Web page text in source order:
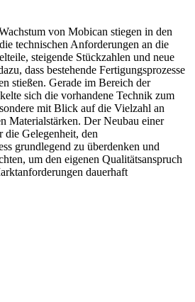
von Mobican stiegen in den
technischen Anforderungen an die
steigende Stückzahlen und neue
dass bestehende Fertigungsprozesse
stießen. Gerade im Bereich der
sich die vorhandene Technik zum
mit Blick auf die Vielzahl an
Materialstärken. Der Neubau einer
die Gelegenheit, den
grundlegend zu überdenken und
um den eigenen Qualitätsanspruch
dauerhaft